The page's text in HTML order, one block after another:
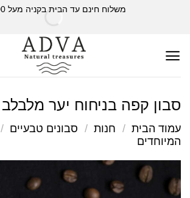
משלוח חינם עד הבית בקניה מעל 300 ₪
סבון קפה בניחוח יער מלבלב
עמוד הבית / חנות / סבונים טבעיים /
המיוחדים